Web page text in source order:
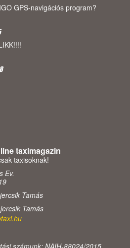
GPS-navigációs program?
taximagazin
taxisoknak!
Ev.
Tamás
Tamás